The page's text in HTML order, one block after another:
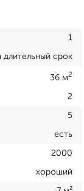
1
длительный срок
36 м2
2
5
есть
2000
хороший